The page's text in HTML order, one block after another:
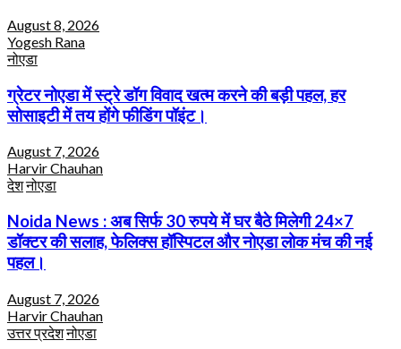
August 8, 2026
Yogesh Rana
नोएडा
ग्रेटर नोएडा में स्ट्रे डॉग विवाद खत्म करने की बड़ी पहल, हर
सोसाइटी में तय होंगे फीडिंग पॉइंट।
August 7, 2026
Harvir Chauhan
देशनोएडा
Noida News : अब सिर्फ 30 रुपये में घर बैठे मिलेगी 24×7
डॉक्टर की सलाह, फेलिक्स हॉस्पिटल और नोएडा लोक मंच की नई
पहल।
August 7, 2026
Harvir Chauhan
उत्तर प्रदेशनोएडा